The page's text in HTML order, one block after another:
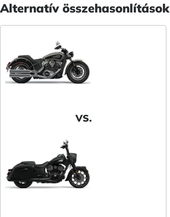
Alternatív összehasonlítások
VS.